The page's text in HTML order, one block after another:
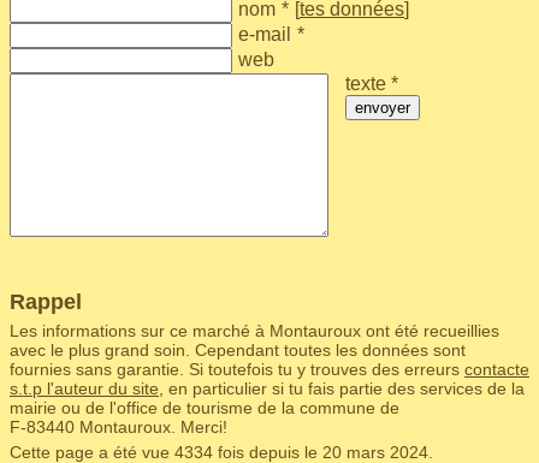
nom * [tes données]
e-mail *
web
texte *
envoyer
Rappel
Les informations sur ce marché à Montauroux ont été recueillies
avec le plus grand soin. Cependant toutes les données sont
fournies sans garantie. Si toutefois tu y trouves des erreurs contacte
s.t.p l'auteur du site , en particulier si tu fais partie des services de la
mairie ou de l'office de tourisme de la commune de
F‑83440 Montauroux. Merci!
Cette page a été vue 4334 fois depuis le 20 mars 2024.